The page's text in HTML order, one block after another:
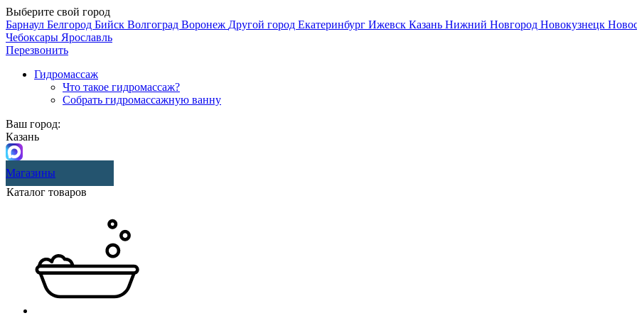
Выберите свой город
Барнаул Белгород Бийск Волгоград Воронеж Другой город Екатеринбург Ижевск Казань Нижний Новгород Новокузнецк
Чебоксары Ярославль
Перезвонить
Гидромассаж
Что такое гидромассаж?
Собрать гидромассажную ванну
Ваш город:
Казань
Магазины
Каталог товаров